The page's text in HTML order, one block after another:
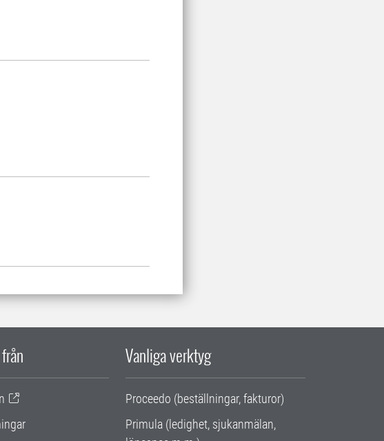
Vanliga verktyg
Proceedo (beställningar, fakturor)
Primula (ledighet, sjukanmälan,